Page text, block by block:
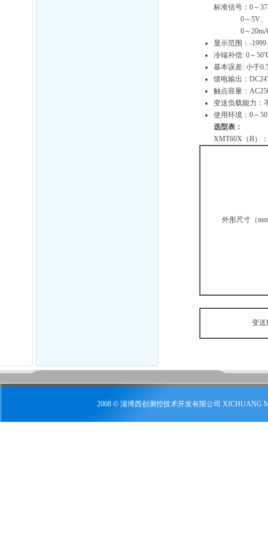
标准信号：0～
0～5V、1～
0～20mA
显示范围：-1999
冷端补偿: 0～
基本误差: 小于
馈电输出：
触点容量：
变送负载能力：
使用环境：0～
选型表：
XMT60X（B）：
外形尺寸（
变送
2008 © 淄博西创测控技术开发有限公司 XICHUANG